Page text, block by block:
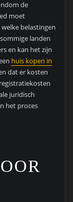
de
moet
belastingen
landen
en kan het zijn
huis kopen in
dat er kosten
juridisch
het proces